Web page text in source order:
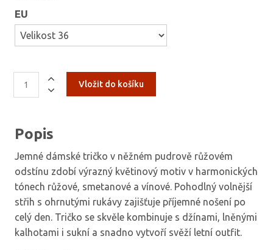
EU
Popis
Jemné dámské tričko v něžném pudrově růžovém
odstínu zdobí výrazný květinový motiv v harmonických
tónech růžové, smetanové a vínové. Pohodlný volnější
střih s ohrnutými rukávy zajišťuje příjemné nošení po
celý den. Tričko se skvěle kombinuje s džínami, lněnými
kalhotami i sukní a snadno vytvoří svěží letní outfit.